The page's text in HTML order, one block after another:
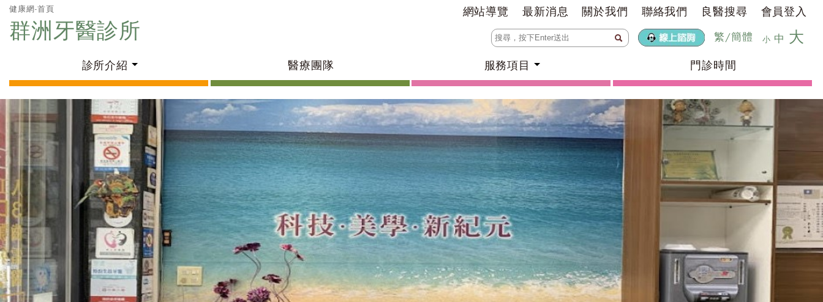
健康網-首頁 網站導覽 最新消息 關於我們 聯絡我們 良醫搜尋 會員登入
群洲牙醫診所 小 中 大
繁/簡體
診所介紹 醫療團隊 服務項目 門診時間